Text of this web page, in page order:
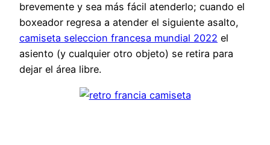
brevemente y sea más fácil atenderlo; cuando el
boxeador regresa a atender el siguiente asalto,
camiseta seleccion francesa mundial 2022 el
asiento (y cualquier otro objeto) se retira para
dejar el área libre.